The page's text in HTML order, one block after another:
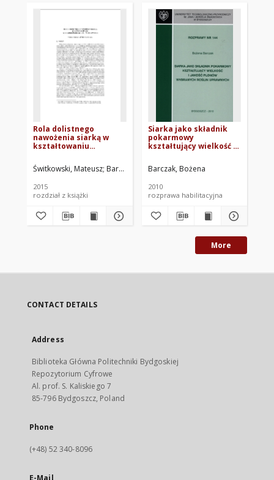
Rola dolistnego
nawożenia siarką w
kształtowaniu
uprawnych
Świtkowski, Mateusz Barczak, Bożena Szałajda, Tomasz. Oprac.
2015
rozdział z książki
Siarka jako składnik
pokarmowy
kształtujący wielkość i
wybranych roślin
uprawnych
Barczak, Bożena
2010
rozprawa habilitacyjna
More
CONTACT DETAILS
Address
Biblioteka Główna Politechniki Bydgoskiej
Repozytorium Cyfrowe
Al. prof. S. Kaliskiego 7
85-796 Bydgoszcz, Poland
Phone
(+48) 52 340-8096
E-Mail